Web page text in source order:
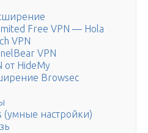
Free VPN — Hola
VPN
VPN
от HideMy
Browsec
(умные настройки)